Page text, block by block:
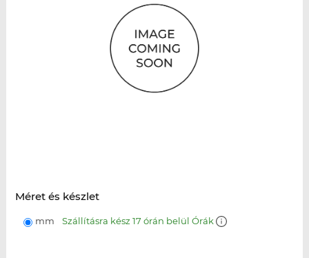
Méret és készlet
mm Szállításra kész 17 órán belül Órák